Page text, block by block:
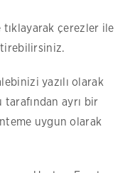
çerezler ile
yazılı olarak
ayrı bir
uygun olarak